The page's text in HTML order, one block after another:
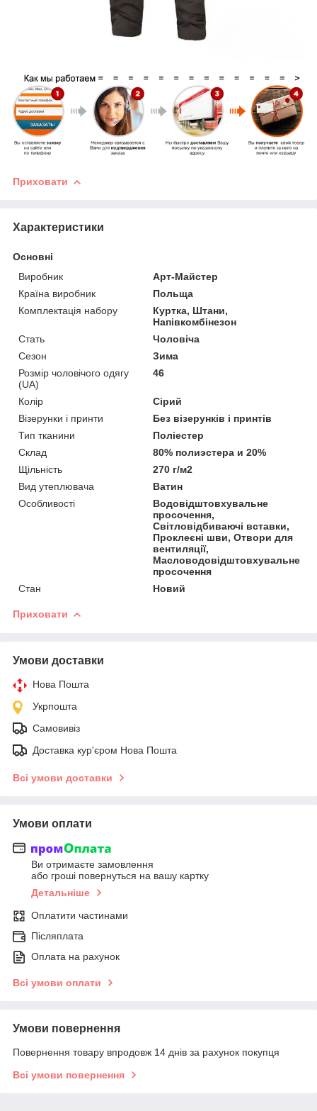
Приховати
Характеристики
Основні
Виробник
Арт-Майстер
Країна виробник
Польща
Комплектація набору
Куртка, Штани,
Напівкомбінезон
Стать
Чоловіча
Сезон
Зима
Розмір чоловічого одягу
(UA)
46
Колір
Сірий
Візерунки і принти
Без візерунків і принтів
Тип тканини
Поліестер
Склад
80% полиэстера и 20%
Щільність
270 г/м2
Вид утеплювача
Ватин
Особливості
Водовідштовхувальне
просочення,
Світловідбиваючі вставки,
Проклеєні шви, Отвори для
вентиляції,
Масловодовідштовхувальне
просочення
Стан
Новий
Приховати
Умови доставки
Нова Пошта
Укрпошта
Самовивіз
Доставка кур'єром Нова Пошта
Всі умови доставки
Умови оплати
Ви отримаєте замовлення
або гроші повернуться на вашу картку
Детальніше
Оплатити частинами
Післяплата
Оплата на рахунок
Всі умови оплати
Умови повернення
Повернення товару впродовж 14 днів за рахунок покупця
Всі умови повернення